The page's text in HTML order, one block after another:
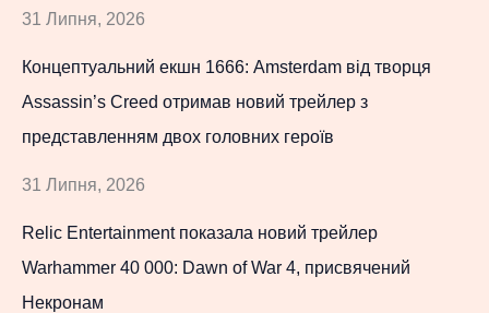
31 Липня, 2026
Концептуальний екшн 1666: Amsterdam від творця
Assassin’s Creed отримав новий трейлер з
представленням двох головних героїв
31 Липня, 2026
Relic Entertainment показала новий трейлер
Warhammer 40 000: Dawn of War 4, присвячений
Некронам